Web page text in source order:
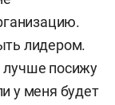
лидером.
лучше посижу
у меня будет